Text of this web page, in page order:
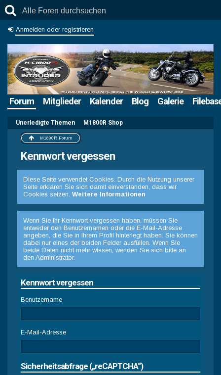
Anmelden oder registrieren
Forum Mitglieder Kalender Blog Galerie
Unerledigte Themen M1800R Shop
M1800R Forum
Kennwort vergessen
Diese Seite verwendet Cookies. Durch die Nutzung unserer
Seite erklären Sie sich damit einverstanden, dass wir
Cookies setzen. Weitere Informationen
Wenn Sie Ihr Kennwort vergessen haben, müssen Sie
entweder den Benutzernamen oder die E-Mail-Adresse
angeben, die Sie in Ihrem Profil hinterlegt haben. Sie können
dabei nur eines der beiden Felder ausfüllen. Wenn Sie
beide Daten nicht mehr wissen, wenden Sie sich bitte an
den Administrator.
Kennwort vergessen
Benutzername
E-Mail-Adresse
Sicherheitsabfrage („reCAPTCHA“)